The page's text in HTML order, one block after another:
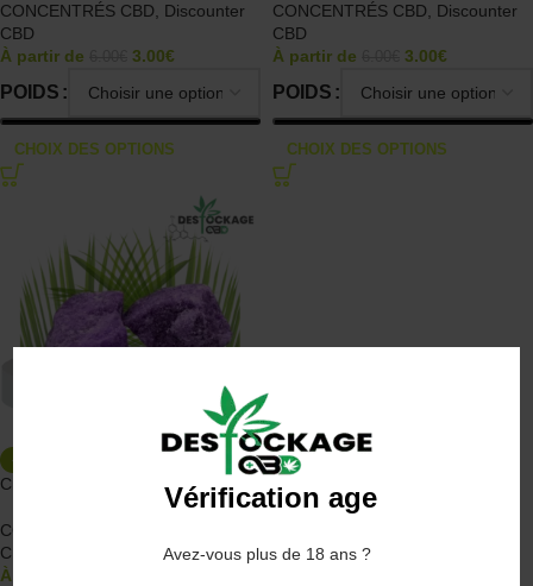
CONCENTRÉS CBD
Discounter
CBD
À partir de
3.00€
POIDS
CHOIX DES OPTIONS
CONCENTRÉS CBD
Discounter
CBD
À partir de
3.00€
POIDS
CHOIX DES OPTIONS
-50%
Crumble Purple CBD
CONCENTRÉS CBD
CBD
À partir de
Vérification age
Avez-vous plus de 18 ans ?